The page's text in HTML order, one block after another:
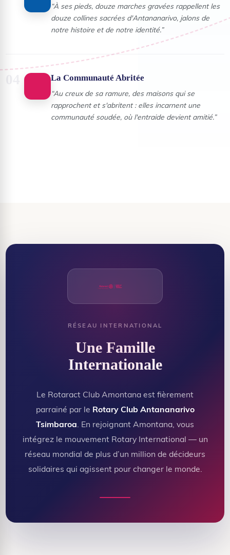
“À ses pieds, douze marches gravées rappellent les
douze collines sacrées d'Antananarivo, jalons de
notre histoire et de notre identité.”
La Communauté Abritée
“Au creux de sa ramure, des maisons qui se
rapprochent et s'abritent : elles incarnent une
communauté soudée, où l'entraide devient amitié.”
RÉSEAU INTERNATIONAL
Une Famille
Internationale
Le Rotaract Club Amontana est fièrement
parrainé par le Rotary Club Antananarivo
Tsimbaroa. En rejoignant Amontana, vous
intégrez le mouvement Rotary International — un
réseau mondial de plus d’un million de décideurs
solidaires qui agissent pour changer le monde.